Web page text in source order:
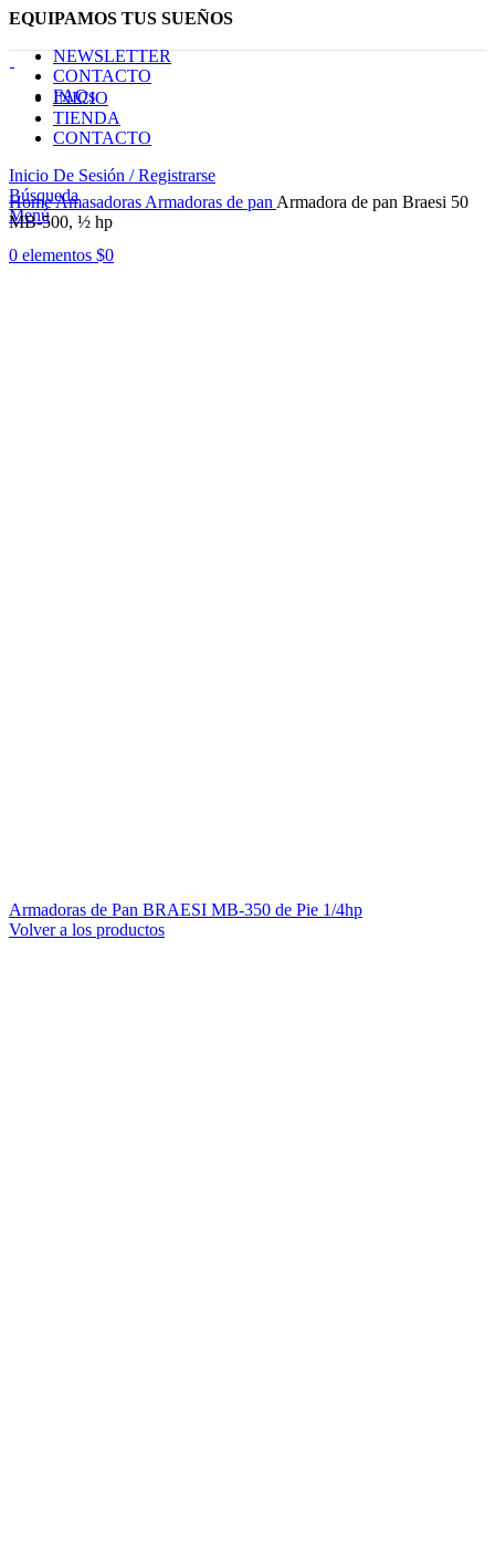
EQUIPAMOS TUS SUEÑOS
NEWSLETTER
CONTACTO
FAQs
INICIO
TIENDA
CONTACTO
Inicio De Sesión / Registrarse
Búsqueda
Menú
0 elementos $0
Haga Click para agrandar
HomeAmasadoras Armadoras de pan Armadora de pan Braesi 50
MB-500, ½ hp
Armadoras de Pan BRAESI MB-350 de Pie 1/4hp
Volver a los productos